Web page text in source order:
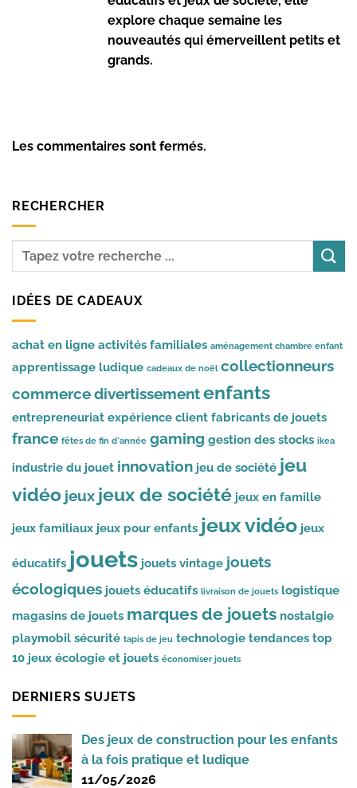
explore chaque semaine les
nouveautés qui émerveillent petits et
grands.
Les commentaires sont fermés.
RECHERCHER
IDÉES DE CADEAUX
achat en ligne activités familiales aménagement chambre enfant
apprentissage ludique cadeaux de noël collectionneurs
commercedivertissementenfants
entrepreneuriat expérience client fabricants de jouets
france fêtes de fin d'année gaming gestion des stocks ikea
industrie du jouet innovation jeu de société jeu
vidéo jeux jeux de société jeux en famille
jeux familiaux jeux pour enfants jeux vidéo jeux
éducatifs jouets jouets vintage jouets
écologiques jouets éducatifs livraison de jouets logistique
magasins de jouets marques de jouets nostalgie
playmobil sécurité tapis de jeu technologie tendances top
10 jeux écologie et jouets économiser jouets
DERNIERS SUJETS
Des jeux de construction pour les enfants
à la fois pratique et ludique
11/05/2026